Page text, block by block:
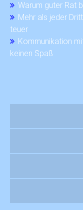
Warum guter Rat
Mehr als jeder
teuer
Kommunikation
keinen Spaß